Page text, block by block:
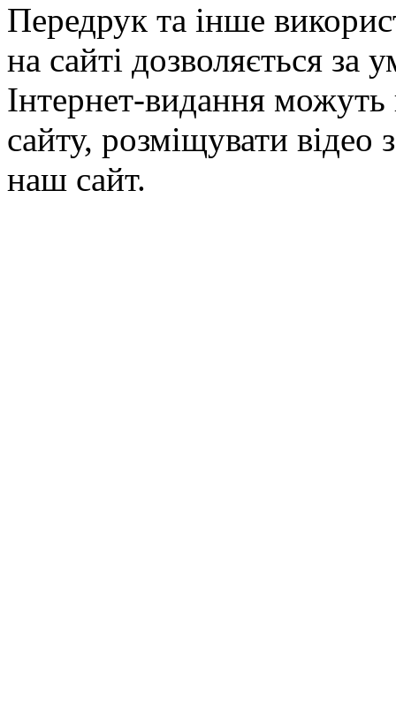
Передрук та інше
на сайті дозволяється
Інтернет-видання можуть
сайту, розміщувати відео
наш сайт.